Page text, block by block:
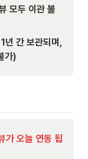
모두 이관 불
년 간 보관되며,
가)
가 오늘 연동 됩